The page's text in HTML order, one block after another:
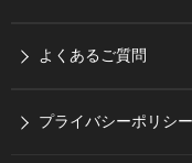
よくあるご質問
プライバシーポリシー